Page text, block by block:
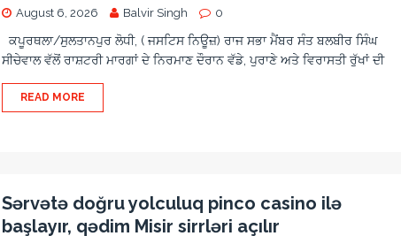
August 6, 2026 Balvir Singh 0
ਕਪੂਰਥਲਾ/ਸੁਲਤਾਨਪੁਰ ਲੋਧੀ, ( ਜਸਟਿਸ ਨਿਊਜ਼) ਰਾਜ ਸਭਾ ਮੈਂਬਰ ਸੰਤ ਬਲਬੀਰ ਸਿੰਘ
ਸੀਚੇਵਾਲ ਵੱਲੋਂ ਰਾਸ਼ਟਰੀ ਮਾਰਗਾਂ ਦੇ ਨਿਰਮਾਣ ਦੌਰਾਨ ਵੱਡੇ, ਪੁਰਾਣੇ ਅਤੇ ਵਿਰਾਸਤੀ ਰੁੱਖਾਂ ਦੀ
READ MORE
Sərvətə doğru yolculuq pinco casino ilə
başlayır, qədim Misir sirrləri açılır